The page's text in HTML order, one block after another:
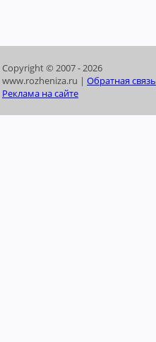
Copyright © 2007 -2026
www.rozheniza.ru | Обратная связь
Реклама на сайте